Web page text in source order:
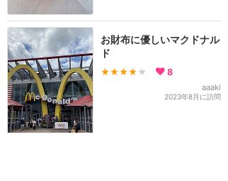
お財布に優しいマクドナル
ド
★★★★ ★ 8
aaaki
2023年8月に訪問